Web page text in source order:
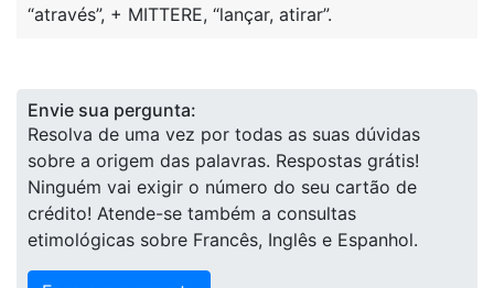
“através”, + MITTERE, “lançar, atirar”.
Envie sua pergunta:
Resolva de uma vez por todas as suas dúvidas
sobre a origem das palavras. Respostas grátis!
Ninguém vai exigir o número do seu cartão de
crédito! Atende-se também a consultas
etimológicas sobre Francês, Inglês e Espanhol.